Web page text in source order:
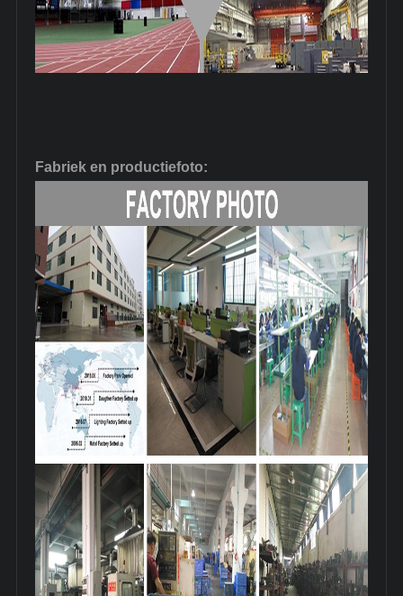
Fabriek en productiefoto: